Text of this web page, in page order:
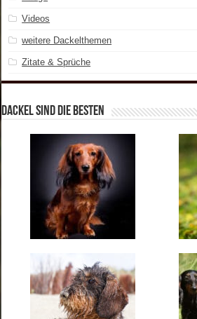
Videos
weitere Dackelthemen
Zitate & Sprüche
Dackel sind die Besten